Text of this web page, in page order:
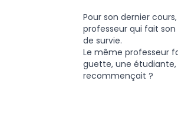
Pour son dernier
professeur qui fait
de survie.
Le même professeur
guette, une
recommençait ?